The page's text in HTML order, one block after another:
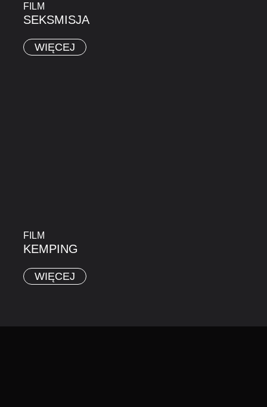
FILM
SEKSMISJA
WIĘCEJ
FILM
KEMPING
WIĘCEJ